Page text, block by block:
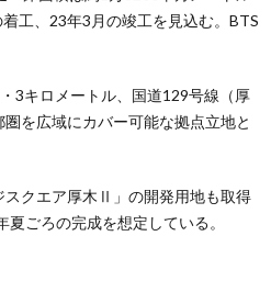
工、23年3月の竣工を見込む。BTS
3キロメートル、国道129号線（厚
を広域にカバー可能な拠点立地と
スクエア厚木Ⅱ」の開発用地も取得
ごろの完成を想定している。